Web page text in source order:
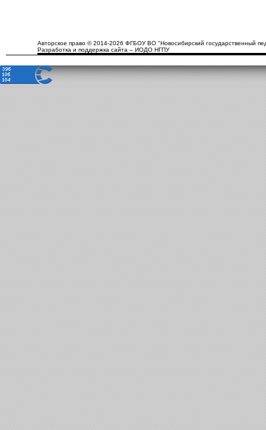
Авторское право © 2014-2026 ФГБОУ ВО "Новосибирский государственный
Разработка и поддержка сайта – ИОДО НГПУ